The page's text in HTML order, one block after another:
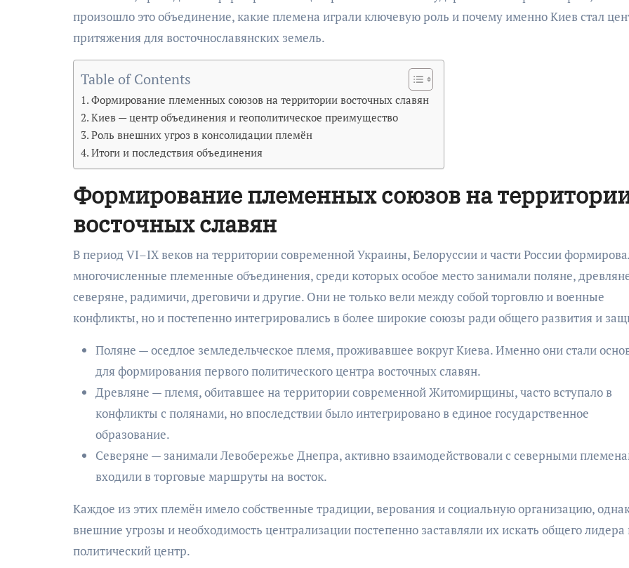
произошло это объединение, какие племена играли ключевую роль и почему именно Киев стал
притяжения для восточнославянских земель.
Table of Contents
Формирование племенных союзов на территории восточных славян
Киев — центр объединения и геополитическое преимущество
Роль внешних угроз в консолидации племён
Итоги и последствия объединения
Формирование племенных союзов на
восточных славян
В период VI–IX веков на территории современной Украины, Белоруссии и части России
многочисленные племенные объединения, среди которых особое место занимали поляне,
северяне, радимичи, дреговичи и другие. Они не только вели между собой торговлю и военные
конфликты, но и постепенно интегрировались в более широкие союзы ради общего развития и
Поляне — оседлое земледельческое племя, проживавшее вокруг Киева. Именно они стали
для формирования первого политического центра восточных славян.
Древляне — племя, обитавшее на территории современной Житомирщины, часто вступало в
конфликты с полянами, но впоследствии было интегрировано в единое государственное
образование.
Северяне — занимали Левобережье Днепра, активно взаимодействовали с северными
входили в торговые маршруты на восток.
Каждое из этих племён имело собственные традиции, верования и социальную организацию,
внешние угрозы и необходимость централизации постепенно заставляли их искать общего лидера
политический центр.